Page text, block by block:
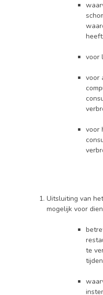
heeft;
voor
voor
voor
Uitsluiting van
mogelijk voor
te